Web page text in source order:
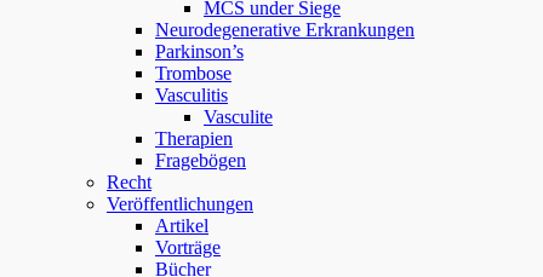
MCS under Siege
Neurodegenerative Erkrankungen
Parkinson’s
Trombose
Vasculitis
Vasculite
Therapien
Fragebögen
Recht
Veröffentlichungen
Artikel
Vorträge
Bücher